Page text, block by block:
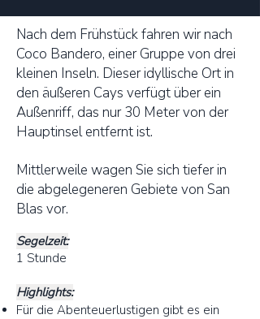
Nach dem Frühstück fahren wir nach
Coco Bandero, einer Gruppe von drei
kleinen Inseln. Dieser idyllische Ort in
den äußeren Cays verfügt über ein
Außenriff, das nur 30 Meter von der
Hauptinsel entfernt ist.
Mittlerweile wagen Sie sich tiefer in
die abgelegeneren Gebiete von San
Blas vor.
Segelzeit:
1 Stunde
Highlights:
Für die Abenteuerlustigen gibt es ein